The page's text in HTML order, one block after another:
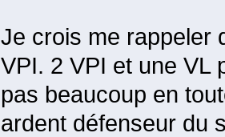
Je crois me rappeler
VPI. 2 VPI et une VL
pas beaucoup en
ardent défenseur du